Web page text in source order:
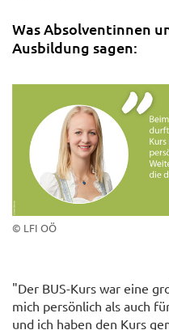
Was Absolventinnen
Ausbildung sagen:
© LFI OÖ
"Der BUS-Kurs war eine
mich persönlich als auch
und ich haben den Kurs